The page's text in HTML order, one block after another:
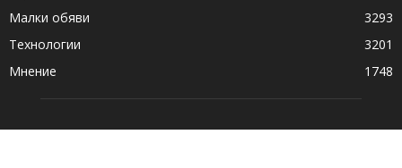
Малки обяви
3293
Технологии
3201
Мнение
1748